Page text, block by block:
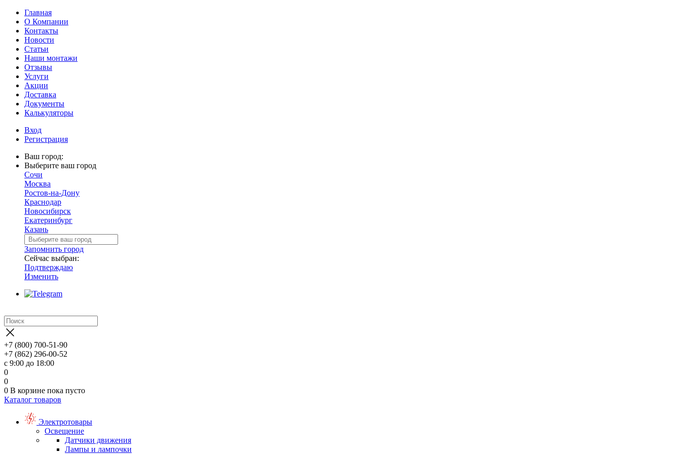
Главная
О Компании
Контакты
Новости
Статьи
Наши монтажи
Отзывы
Услуги
Акции
Доставка
Документы
Калькуляторы
Вход
Регистрация
Ваш город:
Выберите ваш город
Сочи
Москва
Ростов-на-Дону
Краснодар
Новосибирск
Екатеринбург
Казань
Запомнить город
Сейчас выбран:
Подтверждаю
Изменить
+7 (800) 700-51-90
+7 (862) 296-00-52
с 9:00 до 18:00
0
0
0 В корзине пока пусто
Каталог товаров
Электротовары
Освещение
Датчики движения
Лампы и лампочки